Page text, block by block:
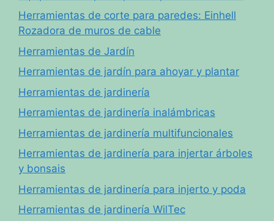
Herramientas de corte para paredes: Einhell
Rozadora de muros de cable
Herramientas de Jardín
Herramientas de jardín para ahoyar y plantar
Herramientas de jardinería
Herramientas de jardinería inalámbricas
Herramientas de jardinería multifuncionales
Herramientas de jardinería para injertar árboles
y bonsais
Herramientas de jardinería para injerto y poda
Herramientas de jardinería WilTec